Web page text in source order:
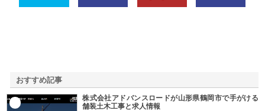
おすすめ記事
株式会社アドバンスロードが山形県鶴岡市で手がける
舗装土木工事と求人情報